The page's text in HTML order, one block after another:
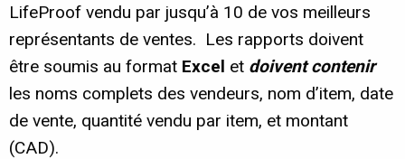
LifeProof vendu par jusqu’à 10 de vos meilleurs
représentants de ventes. Les rapports doivent
être soumis au format Excel et doivent contenir
les noms complets des vendeurs, nom d’item, date
de vente, quantité vendu par item, et montant
(CAD).